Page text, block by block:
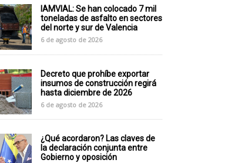
IAMVIAL: Se han colocado 7 mil
toneladas de asfalto en sectores
del norte y sur de Valencia
6 de agosto de 2026
Decreto que prohíbe exportar
insumos de construcción regirá
hasta diciembre de 2026
6 de agosto de 2026
¿Qué acordaron? Las claves de
la declaración conjunta entre
Gobierno y oposición